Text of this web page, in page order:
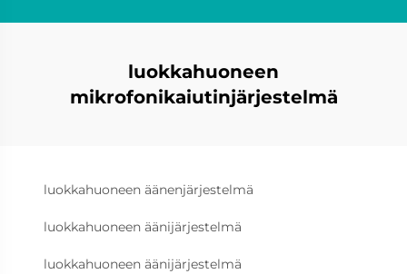
luokkahuoneen
mikrofonikaiutinjärjestelmä
luokkahuoneen äänenjärjestelmä
luokkahuoneen äänijärjestelmä
luokkahuoneen äänijärjestelmä